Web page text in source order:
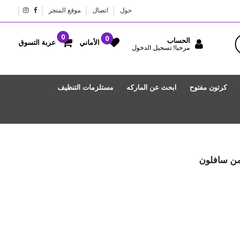
حول اتصال موقع المتجر
كرتون مفتوح ابحث عن الماركه مستلزمات التنظيف
الحساب
مرحبا! تسجيل الدخول
الأماني عربة التسوق